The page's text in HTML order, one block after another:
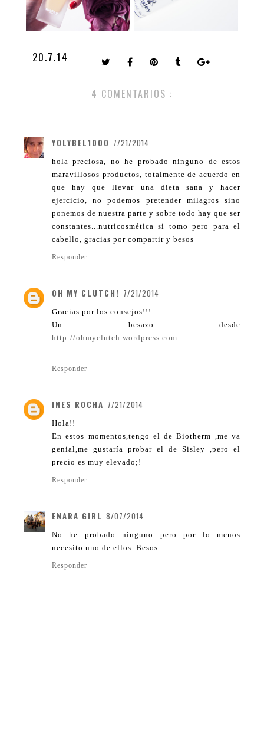
20.7.14
4 COMENTARIOS :
YOLYBEL1000 7/21/2014
hola preciosa, no he probado ninguno de estos
maravillosos productos, totalmente de acuerdo en
que hay que llevar una dieta sana y hacer
ejercicio, no podemos pretender milagros sino
ponemos de nuestra parte y sobre todo hay que ser
constantes...nutricosmética si tomo pero para el
cabello, gracias por compartir y besos
Responder
OH MY CLUTCH! 7/21/2014
Gracias por los consejos!!!
Un besazo desde
http://ohmyclutch.wordpress.com
Responder
INES ROCHA 7/21/2014
Hola!!
En estos momentos,tengo el de Biotherm ,me va
genial,me gustaría probar el de Sisley ,pero el
precio es muy elevado;!
Responder
ENARA GIRL 8/07/2014
No he probado ninguno pero por lo menos
necesito uno de ellos. Besos
Responder